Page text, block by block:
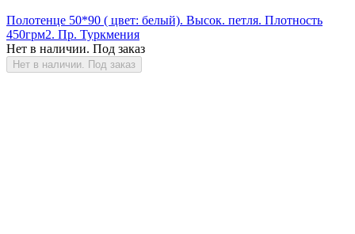
Полотенце 50*90 ( цвет: белый). Высок. петля. Плотность
450грм2. Пр. Туркмения
Нет в наличии. Под заказ
Нет в наличии. Под заказ